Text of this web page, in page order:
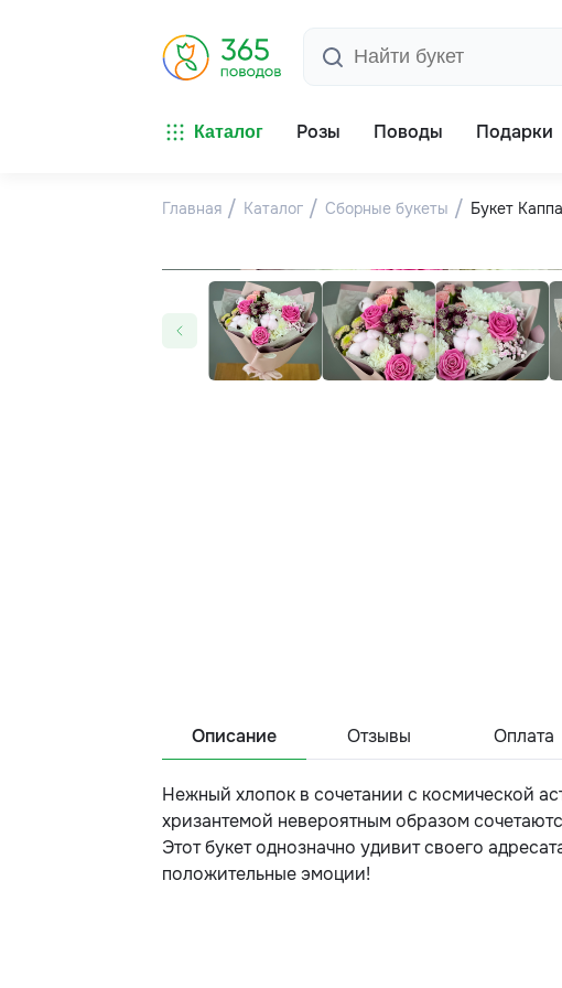
Каталог Розы Поводы Подарки
Главная Каталог Сборные букеты Букет
Описание Отзывы Оплата
Нежный хлопок в сочетании с космической
хризантемой невероятным образом
Этот букет однозначно удивит своего
положительные эмоции!